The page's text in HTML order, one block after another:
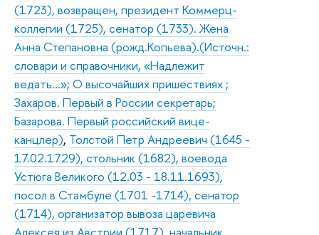
(1723), возвращен, президент Коммерц-
коллегии (1725), сенатор (1733). Жена
Анна Степановна (рожд.Копьева).(Источн.:
словари и справочники, «Надлежит
ведать…»; О высочайших пришествиях ;
Захаров. Первый в России секретарь;
Базарова. Первый российский вице-
канцлер), Толстой Петр Андреевич (1645 -
17.02.1729), стольник (1682), воевода
Устюга Великого (12.03 - 18.11.1693),
посол в Стамбуле (1701 -1714), сенатор
(1714), организатор вывоза царевича